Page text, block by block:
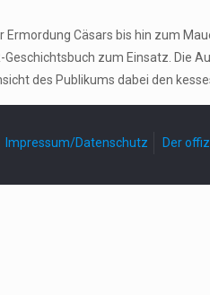
Cäsars bis hin zum
zum Einsatz.
des Publikums dabei den
Impressum/Datenschutz Der